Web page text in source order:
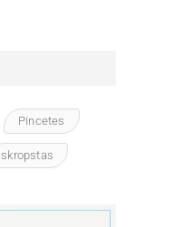
Pincetes
skropstas